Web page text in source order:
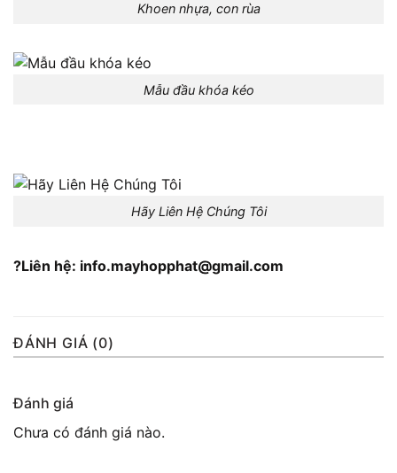
Khoen nhựa, con rùa
Mẫu đầu khóa kéo
Hãy Liên Hệ Chúng Tôi
?Liên hệ: info.mayhopphat@gmail.com
ĐÁNH GIÁ (0)
Đánh giá
Chưa có đánh giá nào.